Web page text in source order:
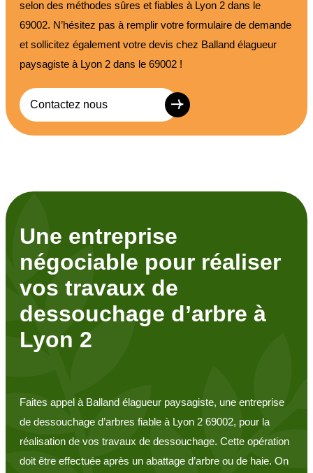
selon des méthodes sûres et fiables à Lyon 2 dans le
69002. N’hésitez pas à remplir votre formulaire de demande
et sollicitez également votre devis chez Balland élagueur
paysagiste à Lyon 2 dans le 69002 !
Contactez nous
Une entreprise
négociable pour réaliser
vos travaux de
dessouchage d’arbre à
Lyon 2
Faites appel à Balland élagueur paysagiste, une entreprise
de dessouchage d’arbres fiable à Lyon 2 69002, pour la
réalisation de vos travaux de dessouchage. Cette opération
doit être effectuée après un abattage d’arbre ou de haie. On